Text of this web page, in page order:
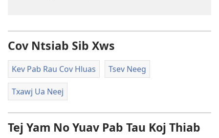
Cov Ntsiab Sib Xws
Kev Pab Rau Cov Hluas Tsev Neeg
Txawj Ua Neej
Tej Yam No Yuav Pab Tau Koj Thiab